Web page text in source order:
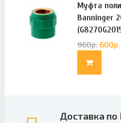
Муфта
Banninger
960р. 600р.
Доставка по